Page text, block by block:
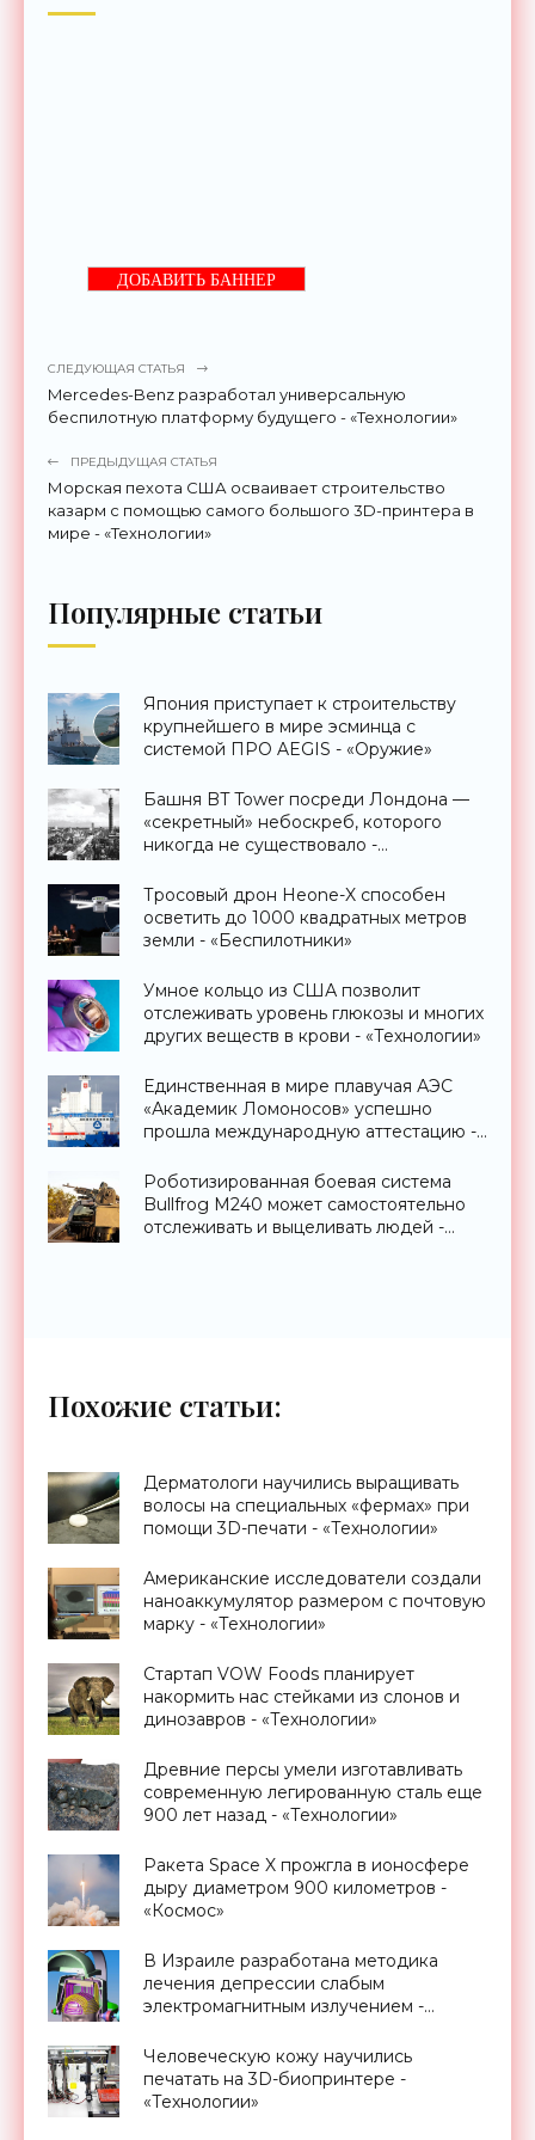
ДОБАВИТЬ БАННЕР
СЛЕДУЮЩАЯ СТАТЬЯ
Mercedes-Benz разработал универсальную
беспилотную платформу будущего - «Технологии»
ПРЕДЫДУЩАЯ СТАТЬЯ
Морская пехота США осваивает строительство
казарм с помощью самого большого 3D-принтера в
мире - «Технологии»
Популярные статьи
Япония приступает к строительству
крупнейшего в мире эсминца с
системой ПРО AEGIS - «Оружие»
Башня BT Tower посреди Лондона —
«секретный» небоскреб, которого
никогда не существовало -
Тросовый дрон Heone-X способен
осветить до 1000 квадратных метров
земли - «Беспилотники»
Умное кольцо из США позволит
отслеживать уровень глюкозы и многих
других веществ в крови - «Технологии»
Единственная в мире плавучая АЭС
«Академик Ломоносов» успешно
прошла международную аттестацию -
Роботизированная боевая система
Bullfrog M240 может самостоятельно
отслеживать и выцеливать людей -
Похожие статьи:
Дерматологи научились выращивать
волосы на специальных «фермах» при
помощи 3D-печати - «Технологии»
Американские исследователи создали
наноаккумулятор размером с почтовую
марку - «Технологии»
Стартап VOW Foods планирует
накормить нас стейками из слонов и
динозавров - «Технологии»
Древние персы умели изготавливать
современную легированную сталь еще
900 лет назад - «Технологии»
Ракета Space X прожгла в ионосфере
дыру диаметром 900 километров -
«Космос»
В Израиле разработана методика
лечения депрессии слабым
электромагнитным излучением -
Человеческую кожу научились
печатать на 3D-биопринтере -
«Технологии»